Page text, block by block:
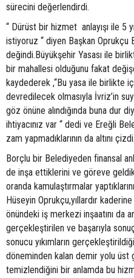
sürecini değerlendirdi.
“ Dürüst bir hizmet anlayışı ile 5
istiyoruz “ diyen Başkan Oprukçu
değindi.Büyükşehir Yasası ile
bir mahallesi olduğunu fakat
kaydederek ,“Bu yasa ile birlikte
devredilecek olmasıyla İvriz’in
göz önüne alındığında buna dur
ihtiyacınız var “ dedi ve Ereğli
zam yapmadıklarının da altını çizdi.
Borçlu bir Belediyeden finansal
de inşa ettiklerini ve göreve
oranda kamulaştırmalar
Hüseyin Oprukçu,yıllardır kaderine
önündeki iş merkezi inşaatını da
gerçekleştirilen ve başarıyla
sonucu yıkımların
döneminden kalan demir yolu üst
temizlendiğini bir anlamda bu